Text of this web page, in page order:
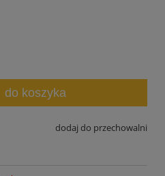
do koszyka
dodaj do przechowalni